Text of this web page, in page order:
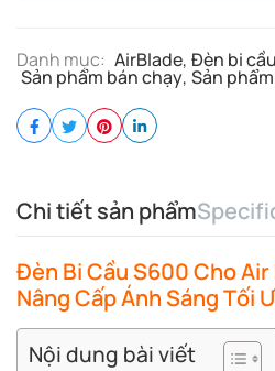
Danh mục: AirBlade, Đèn bi
Sản phẩm bán chạy, Sản
Chi tiết sản phẩm
Đèn Bi Cầu S600 Cho Air
Nâng Cấp Ánh Sáng Tối
Nội dung bài viết